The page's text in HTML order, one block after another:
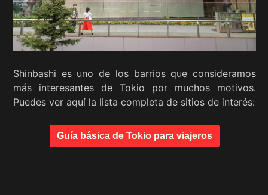
Shinbashi es uno de los barrios que consideramos
más interesantes de Tokio por muchos motivos.
Puedes ver aquí la lista completa de sitios de interés:
Guía básica de Tokio para viajeros